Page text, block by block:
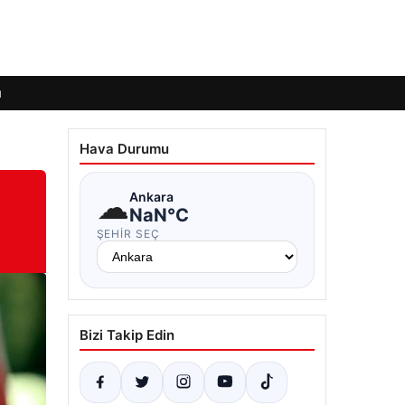
Hava Durumu
☁Ankara
NaN°C
ŞEHIR SEÇ
Bizi Takip Edin